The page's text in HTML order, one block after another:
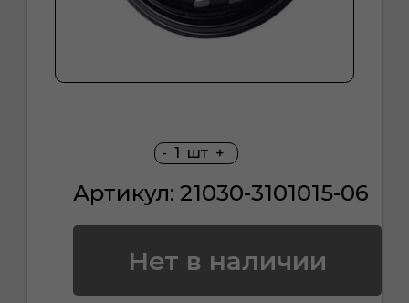
- 1 шт +
Артикул: 21030-3101015-06
Нет в наличии